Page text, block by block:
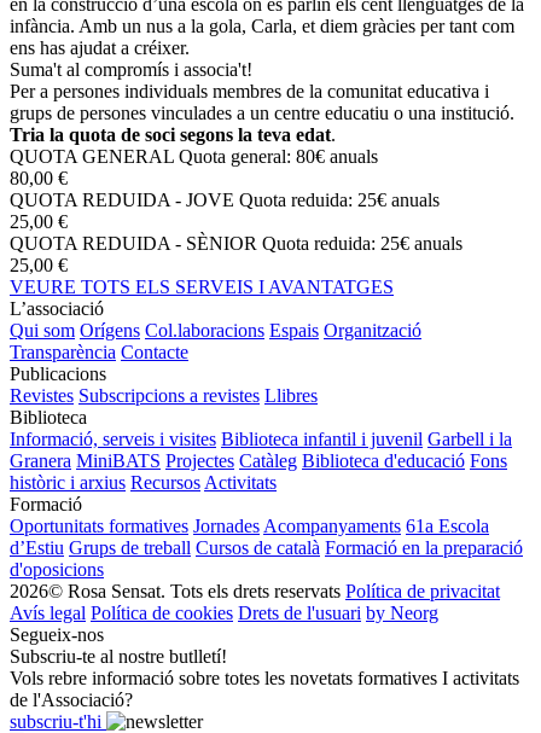
infància. Amb un nus a la gola, Carla, et diem gràcies per tant com
ens has ajudat a créixer.
Suma't al compromís i associa't!
Per a persones individuals membres de la comunitat educativa i
grups de persones vinculades a un centre educatiu o una institució.
Tria la quota de soci segons la teva edat.
QUOTA GENERAL Quota general: 80€ anuals
80,00 €
QUOTA REDUIDA - JOVE Quota reduida: 25€ anuals
25,00 €
QUOTA REDUIDA - SÈNIOR Quota reduida: 25€ anuals
25,00 €
VEURE TOTS ELS SERVEIS I AVANTATGES
L’associació
Qui som Orígens Col.laboracions Espais Organització
Transparència Contacte
Publicacions
Revistes Subscripcions a revistes Llibres
Biblioteca
Informació, serveis i visites Biblioteca infantil i juvenil Garbell i la
Granera MiniBATS Projectes Catàleg Biblioteca d'educació Fons
històric i arxius Recursos Activitats
Formació
Oportunitats formatives Jornades Acompanyaments 61a Escola
d’Estiu Grups de treball Cursos de català Formació en la preparació
d'oposicions
2026© Rosa Sensat. Tots els drets reservats Política de privacitat
Avís legal Política de cookies Drets de l'usuari by Neorg
Segueix-nos
Subscriu-te al nostre butlletí!
Vols rebre informació sobre totes les novetats formatives I activitats
de l'Associació?
subscriu-t'hi